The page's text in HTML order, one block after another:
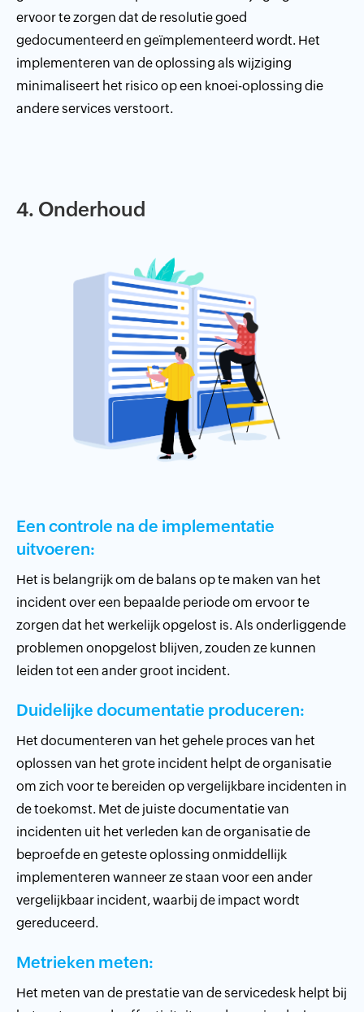
ervoor te zorgen dat de resolutie goed
gedocumenteerd en geïmplementeerd wordt. Het
implementeren van de oplossing als wijziging
minimaliseert het risico op een knoei-oplossing die
andere services verstoort.
4. Onderhoud
Een controle na de implementatie
uitvoeren:
Het is belangrijk om de balans op te maken van het
incident over een bepaalde periode om ervoor te
zorgen dat het werkelijk opgelost is. Als onderliggende
problemen onopgelost blijven, zouden ze kunnen
leiden tot een ander groot incident.
Duidelijke documentatie produceren:
Het documenteren van het gehele proces van het
oplossen van het grote incident helpt de organisatie
om zich voor te bereiden op vergelijkbare incidenten in
de toekomst. Met de juiste documentatie van
incidenten uit het verleden kan de organisatie de
beproefde en geteste oplossing onmiddellijk
implementeren wanneer ze staan voor een ander
vergelijkbaar incident, waarbij de impact wordt
gereduceerd.
Metrieken meten:
Het meten van de prestatie van de servicedesk helpt bij